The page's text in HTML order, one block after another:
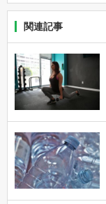
関連記事